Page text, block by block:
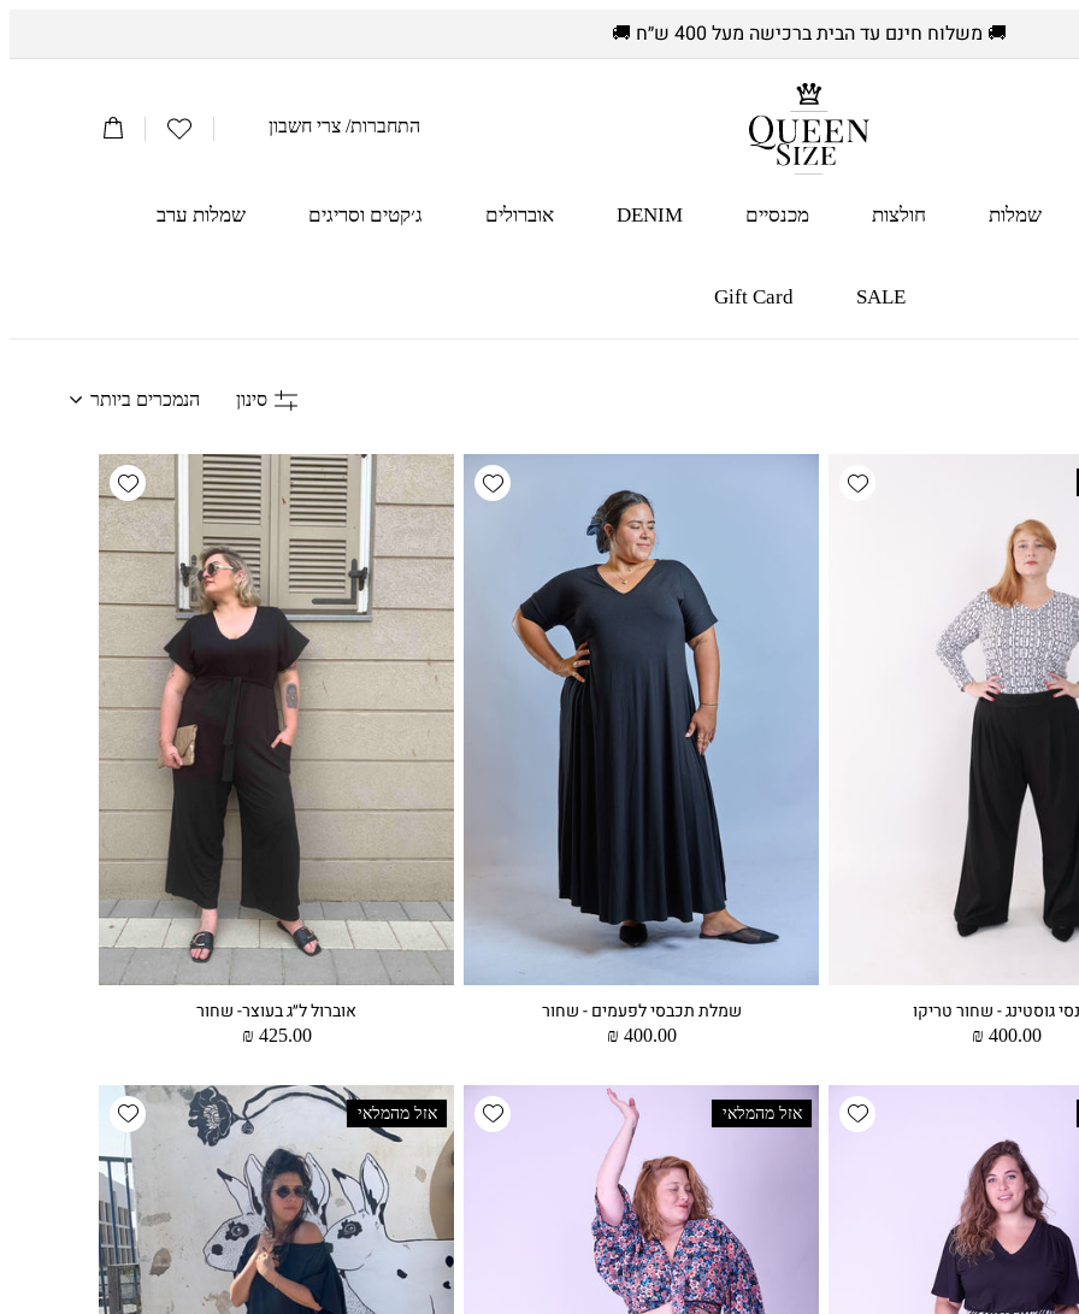
🚚 משלוח חינם עד הבית ברכישה מעל 400 ש״ח 🚚
שמלות חולצות מכנסיים DENIM אוברולים ג׳קטים וסריגים שמלות ערב
SALE
Gift Card
התחברות/ צרי חשבון
הרשימה
שלי
עֲגָלָה
סינון
מיין
הנמכרים ביותר
Add wishlist
גוסטינג - שחור טריקו
מחיר
400.00 ₪
Add wishlist
שמלת תכבסי לפעמים - שחור
מחיר
400.00 ₪
Add wishlist
אוברול ל״ג בעוצר- שחור
מחיר
425.00 ₪
Add wishlist
Add wishlist אזל מהמלאי Add wishlist אזל מהמלאי